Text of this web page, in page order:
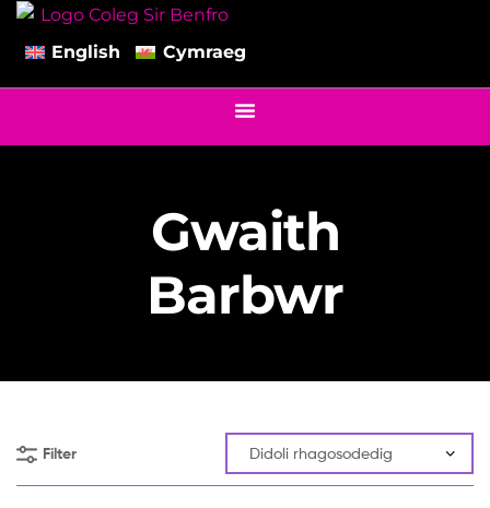
English Cymraeg
Gwaith
Barbwr
Filter